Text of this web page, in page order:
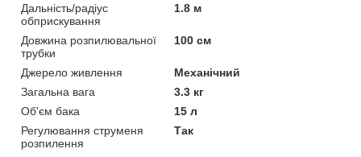
Дальність/радіус
обприскування
1.8 м
Довжина розпилювальної
трубки
100 см
Джерело живлення
Механічний
Загальна вага
3.3 кг
Об'єм бака
15 л
Регулювання струменя
розпилення
Так